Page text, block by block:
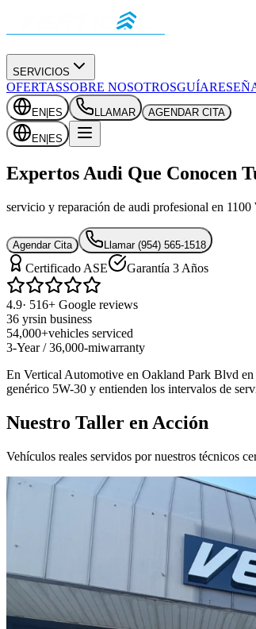
SERVICIOS
OFERTASSOBRE NOSOTROSGUÍA
EN ES LLAMAR AGENDAR CITA
EN ES
Expertos Audi Que Conocen
servicio y reparación de audi profesional en
Agendar Cita Llamar (954) 565-1518
Certificado ASE Garantía 3 Años
4.9· 516+ Google reviews
36 yrsin business
54,000+vehicles serviced
3-Year / 36,000-miwarranty
En Vertical Automotive en Oakland Park Blvd en
genérico 5W-30 y entienden los intervalos de
Nuestro Taller en Acción
Vehículos reales servidos por nuestros técnicos